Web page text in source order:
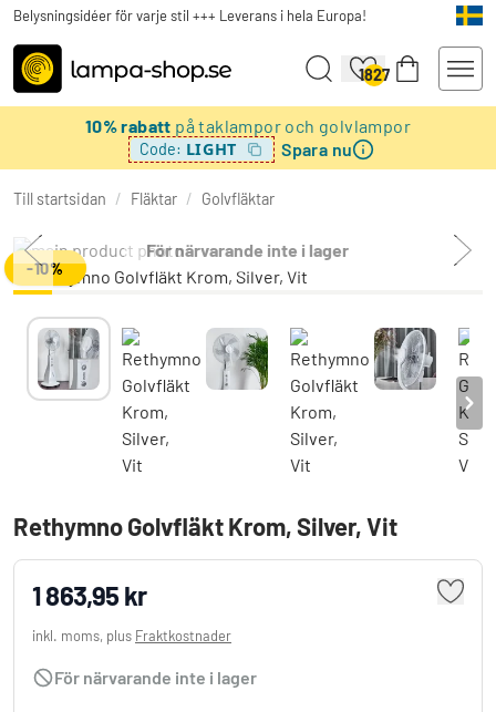
Belysningsidéer för varje stil +++ Leverans i hela Europa!
1827
10% rabatt på taklampor och golvlampor
Code: LIGHT Spara nu
Till startsidan / Fläktar / Golvfläktar
-10%
För närvarande inte i lager
Rethymno Golvfläkt Krom, Silver, Vit
1 863,95 kr
inkl. moms, plus Fraktkostnader
För närvarande inte i lager